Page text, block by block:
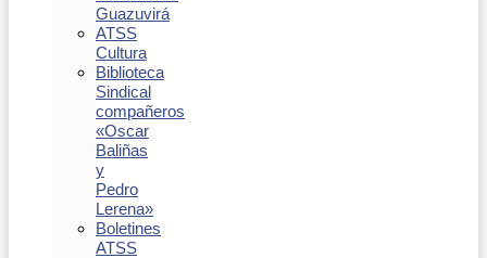
Guazuvirá
ATSS
Cultura
Biblioteca
Sindical
compañeros
«Oscar
Baliñas
y
Pedro
Lerena»
Boletines
ATSS